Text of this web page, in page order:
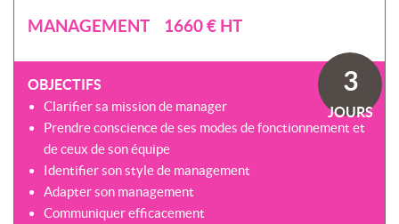
ASSISTANCE
DÉVELOPPEMENT
CPF
ENTREPRISES
COACHING
SÉMINAIRES
LEARNING
BLENDED
MULTI-
QUI
NOUS
PRÉSENTATION
NOTRE
DÉMARCHE
NOS
ÉQUIPES
MANAGEMENT 1660 € HT
OBJECTIFS
Clarifier sa mission de manager
Prendre conscience de ses modes de fonctionnement et
de ceux de son équipe
Identifier son style de management
Adapter son management
Communiquer efficacement
3
JOURS